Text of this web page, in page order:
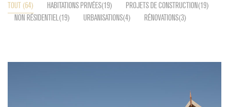
TOUT (64) HABITATIONS PRIVÉES(19)
PROJETS DE CONSTRUCTION(19)
NON RÉSIDENTIEL(19)
URBANISATIONS(4) RÉNOVATIONS(3)